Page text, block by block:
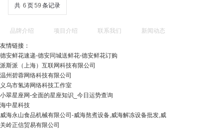
共 6 页59 条记录
品牌介绍 项目介绍 联系我们 新闻动态
友情链接：
德安鲜花速递-德安同城送鲜花-德安鲜花订购
派斯派（上海）互联网科技有限公司
温州碧蓉网络科技有限公司
义乌市氢涛网络科技工作室
小翠星座网-全面的星座知识_今日运势查询
海中星科技
威海永山食品机械有限公司-威海熬煮设备,威海解冻设备批发,威
关岭正信贸易有限公司